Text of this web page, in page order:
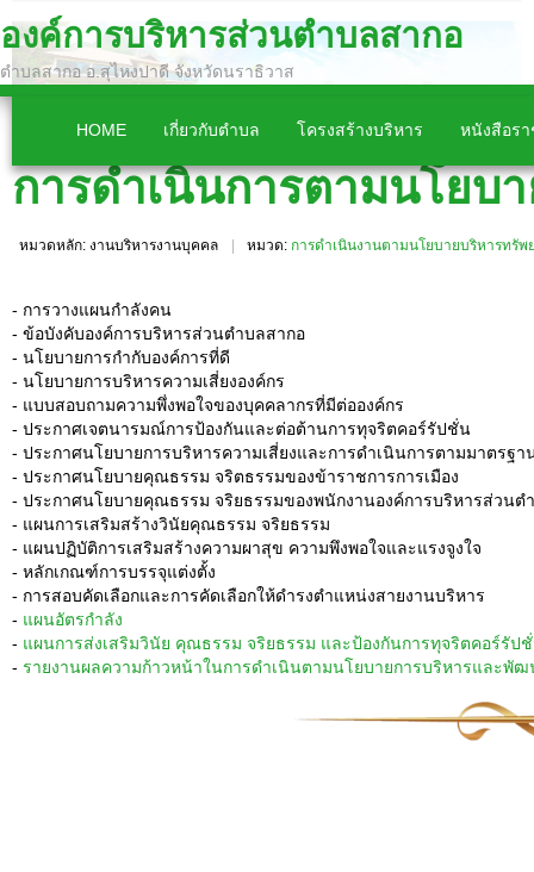
องค์การบริหารส่วนตำบลสากอ
ตำบลสากอ อ.สุไหงปาดี จังหวัดนราธิวาส
HOME เกี่ยวกับตำบล โครงสร้างบริหาร หนังสือร
การดำเนินการตามนโยบ
หมวดหลัก: งานบริหารงานบุคคล หมวด: การดำเนินงานตามนโยบายบริหารทรัพ
- การวางแผนกำลังคน
- ข้อบังคับองค์การบริหารส่วนตำบลสากอ
- นโยบายการกำกับองค์การที่ดี
- นโยบายการบริหารความเสี่ยงองค์กร
- แบบสอบถามความพึ่งพอใจของบุคคลากรที่มีต่อองค์กร
- ประกาศเจตนารมณ์การป้องกันและต่อต้านการทุจริตคอร์รัปชั่น
- ประกาศนโยบายการบริหารความเสี่ยงและการดำเนินการตามมาตรฐ
- ประกาศนโยบายคุณธรรม จริตธรรมของข้าราชการการเมือง
- ประกาศนโยบายคุณธรรม จริยธรรมของพนักงานองค์การบริหารส่วนต
- แผนการเสริมสร้างวินัยคุณธรรม จริยธรรม
- แผนปฏิบัติการเสริมสร้างความผาสุข ความพึงพอใจและแรงจูงใจ
- หลักเกณฑ์การบรรจุแต่งตั้ง
- การสอบคัดเลือกและการคัดเลือกให้ดำรงตำแหน่งสายงานบริหาร
- แผนอัตรกำลัง
- แผนการส่งเสริมวินัย คุณธรรม จริยธรรม และป้องกันการทุจริตคอร์รัป
- รายงานผลความก้าวหน้าในการดำเนินตามนโยบายการบริหารและพั